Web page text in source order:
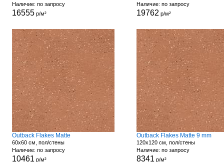
Наличие: по запросу
16555р/м²
Наличие: по запросу
19762 р/м²
Outback Flakes Matte
60x60 см, пол/стены
Наличие: по запросу
10461 р/м²
Outback Flakes Matte 9 mm
120x120 см, пол/стены
Наличие: по запросу
8341 р/м²